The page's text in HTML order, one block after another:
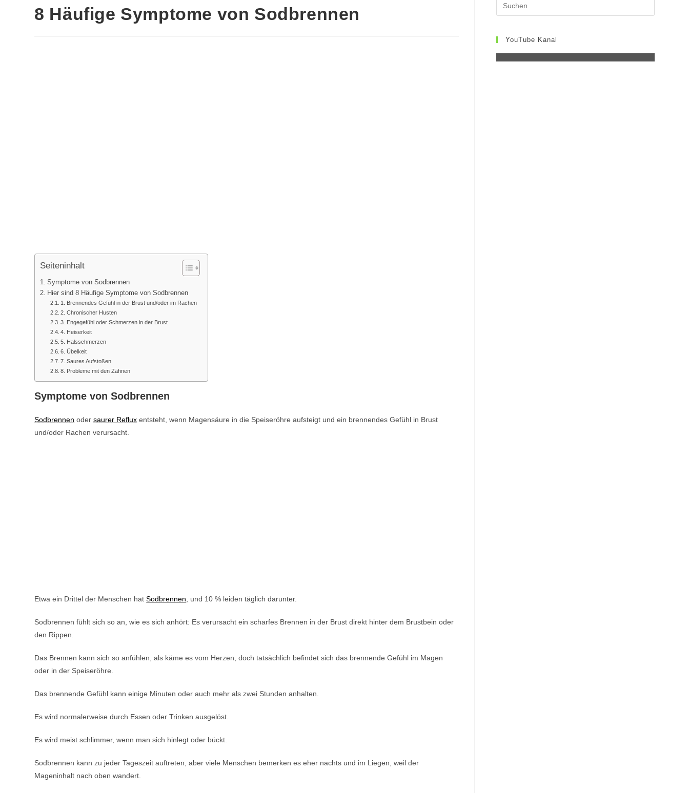
8 Häufige Symptome von Sodbrennen
Seiteninhalt
Symptome von Sodbrennen
Hier sind 8 Häufige Symptome von Sodbrennen
1. Brennendes Gefühl in der Brust und/oder im Rachen
2. Chronischer Husten
3. Engegefühl oder Schmerzen in der Brust
4. Heiserkeit
5. Halsschmerzen
6. Übelkeit
7. Saures Aufstoßen
8. Probleme mit den Zähnen
Symptome von Sodbrennen
Sodbrennen odersaurer Reflux entsteht, wenn Magensäure in die Speiseröhre aufsteigt und ein brennendes Gefühl in Brust
und/oder Rachen verursacht.
Etwa ein Drittel der Menschen hatSodbrennen , und 10 % leiden täglich darunter.
Sodbrennen fühlt sich so an, wie es sich anhört: Es verursacht ein scharfes Brennen in der Brust direkt hinter dem Brustbein oder
den Rippen.
Das Brennen kann sich so anfühlen, als käme es vom Herzen, doch tatsächlich befindet sich das brennende Gefühl im Magen
oder in der Speiseröhre.
Das brennende Gefühl kann einige Minuten oder auch mehr als zwei Stunden anhalten.
Es wird normalerweise durch Essen oder Trinken ausgelöst.
Es wird meist schlimmer, wenn man sich hinlegt oder bückt.
Sodbrennen kann zu jeder Tageszeit auftreten, aber viele Menschen bemerken es eher nachts und im Liegen, weil der
Mageninhalt nach oben wandert.
YouTube Kanal